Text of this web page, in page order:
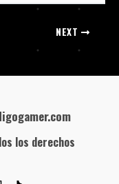
NEXT
los derechos